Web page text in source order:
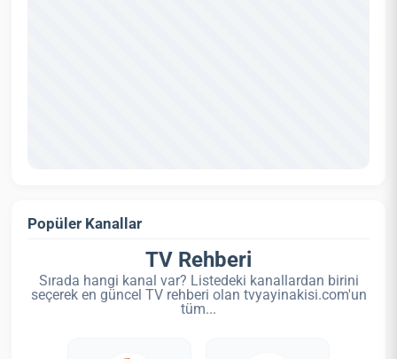
Popüler Kanallar
TV Rehberi
Sırada hangi kanal var? Listedeki kanallardan birini
seçerek en güncel TV rehberi olan tvyayinakisi.com'un
tüm...